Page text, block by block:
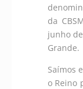
da
junho
Grande.
Saímos
o Reino